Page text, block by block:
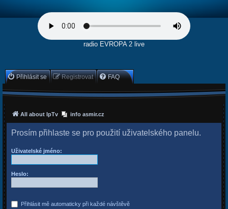
radio EVROPA 2 live
Přihlásit se Registrovat FAQ
All about IpTv info asmir.cz
Prosím přihlaste se pro použití uživatelského panelu.
Uživatelské jméno:
Heslo:
Přihlásit mě automaticky při každé návštěvě